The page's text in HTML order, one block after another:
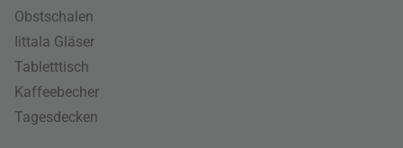
Obstschalen
Iittala Gläser
Tabletttisch
Kaffeebecher
Tagesdecken